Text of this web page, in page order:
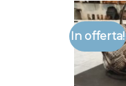
In offerta!